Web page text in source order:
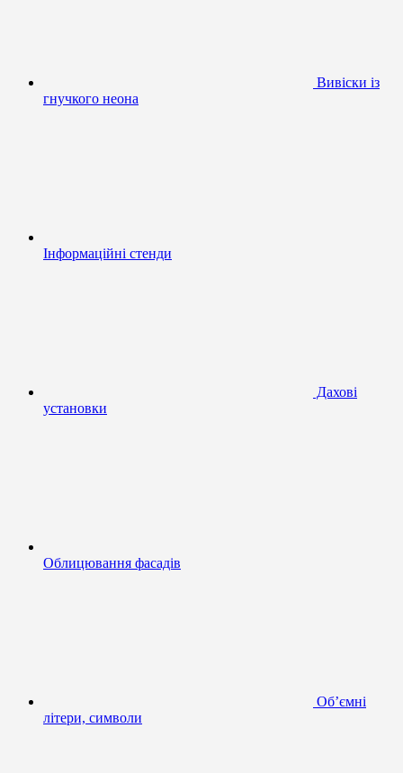
Вивіски із
гнучкого неона
Інформаційні стенди
Дахові
установки
Облицювання фасадів
Об’ємні
літери, символи